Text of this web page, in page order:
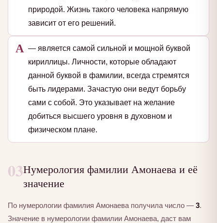
природой. Жизнь такого человека напрямую
зависит от его решений.
А — является самой сильной и мощной буквой
кириллицы. Личности, которые обладают
данной буквой в фамилии, всегда стремятся
быть лидерами. Зачастую они ведут борьбу
сами с собой. Это указывает на желание
добиться высшего уровня в духовном и
физическом плане.
03Нумерология фамилии Амонаева и её
значение
По нумерологии фамилия Амонаева получила число — 3.
Значение в нумерологии фамилии Амонаева, даст вам